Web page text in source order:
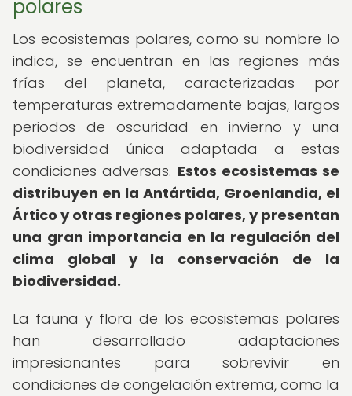
polares
Los ecosistemas polares, como su nombre lo
indica, se encuentran en las regiones más
frías del planeta, caracterizadas por
temperaturas extremadamente bajas, largos
periodos de oscuridad en invierno y una
biodiversidad única adaptada a estas
condiciones adversas. Estos ecosistemas se
distribuyen en la Antártida, Groenlandia, el
Ártico y otras regiones polares, y presentan
una gran importancia en la regulación del
clima global y la conservación de la
biodiversidad.
La fauna y flora de los ecosistemas polares
han desarrollado adaptaciones
impresionantes para sobrevivir en
condiciones de congelación extrema, como la